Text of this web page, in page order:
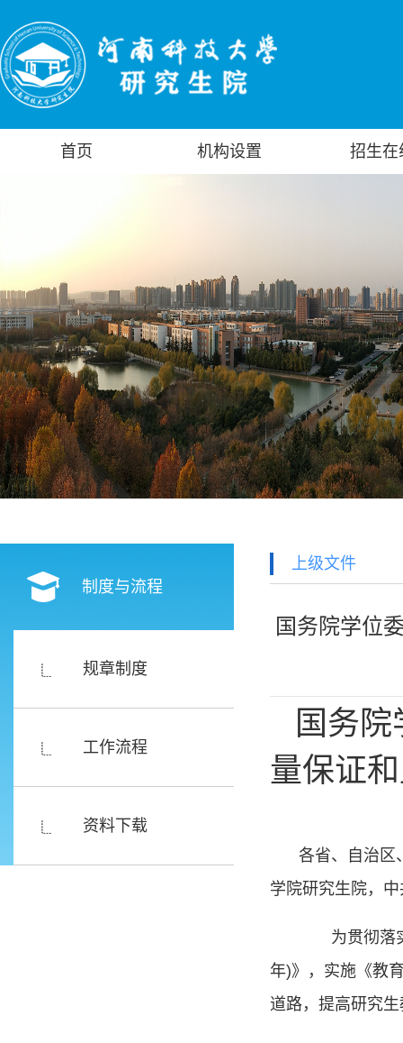
首页 机构设置 招生在
制度与流程
规章制度
工作流程
资料下载
上级文件
国务院学位
国务
量保证
各省、自治区
学院研究生院，
为贯彻落实
年)》，实施《教
道路，提高研究